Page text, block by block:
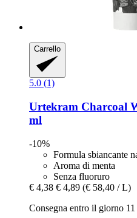
Carrello
5.0 (1)
Urtekram Charcoal
ml
-10%
Formula sbiancante
Aroma di menta
Senza fluoruro
€ 4,38 € 4,89 (€ 58,40 / L)
Consegna entro il giorno 11